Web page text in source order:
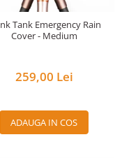
Tank Emergency Rain
Cover - Medium
259,00 Lei
ADAUGA IN COS